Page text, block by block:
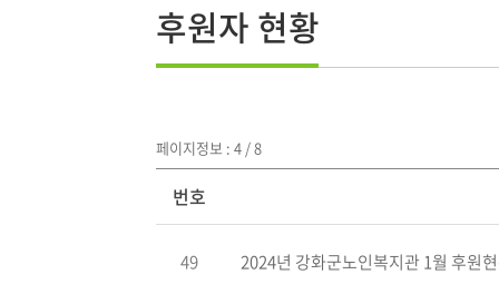
후원자 현황
페이지정보 : 4 / 8
번호
49 2024년 강화군노인복지관 1월 후원